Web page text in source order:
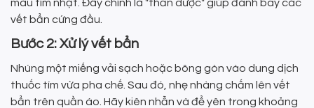
màu tím nhạt. Đây chính là "thần dược" giúp đánh bay các
vết bẩn cứng đầu.
Bước 2: Xử lý vết bẩn
Nhúng một miếng vải sạch hoặc bông gòn vào dung dịch
thuốc tím vừa pha chế. Sau đó, nhẹ nhàng chấm lên vết
bẩn trên quần áo. Hãy kiên nhẫn và để yên trong khoảng